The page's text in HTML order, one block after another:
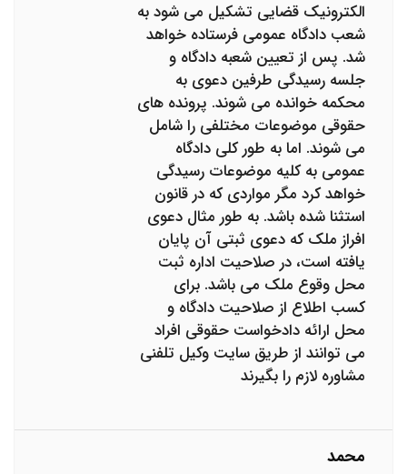
الکترونیک قضایی تشکیل می شود به
شعب دادگاه عمومی فرستاده خواهد
شد. پس از تعیین شعبه دادگاه و
جلسه رسیدگی طرفین دعوی به
محکمه خوانده می شوند. پرونده های
حقوقی موضوعات مختلفی را شامل
می شوند. اما به طور کلی دادگاه
عمومی به کلیه موضوعات رسیدگی
خواهد کرد مگر مواردی که در قانون
استثنا شده باشد. به طور مثال دعوی
افراز ملک که دعوی ثبتی آن پایان
یافته است، در صلاحیت اداره ثبت
محل وقوع ملک می باشد. برای
کسب اطلاع از صلاحیت دادگاه و
محل ارائه دادخواست حقوقی افراد
می توانند از طریق سایت وکیل تلفنی
مشاوره لازم را بگیرند
محمد